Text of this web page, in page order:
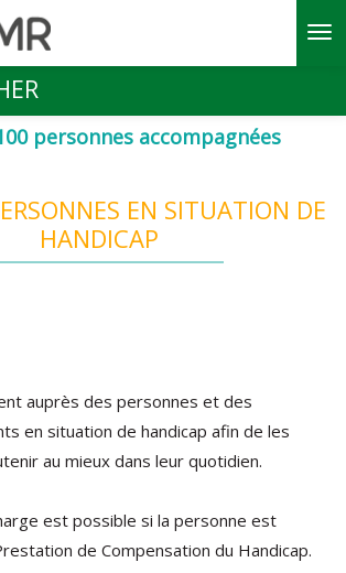
personnes accompagnées
EN SITUATION DE
HANDICAP
auprès des personnes et des
en situation de handicap afin de les
au mieux dans leur quotidien.
est possible si la personne est
de Compensation du Handicap.